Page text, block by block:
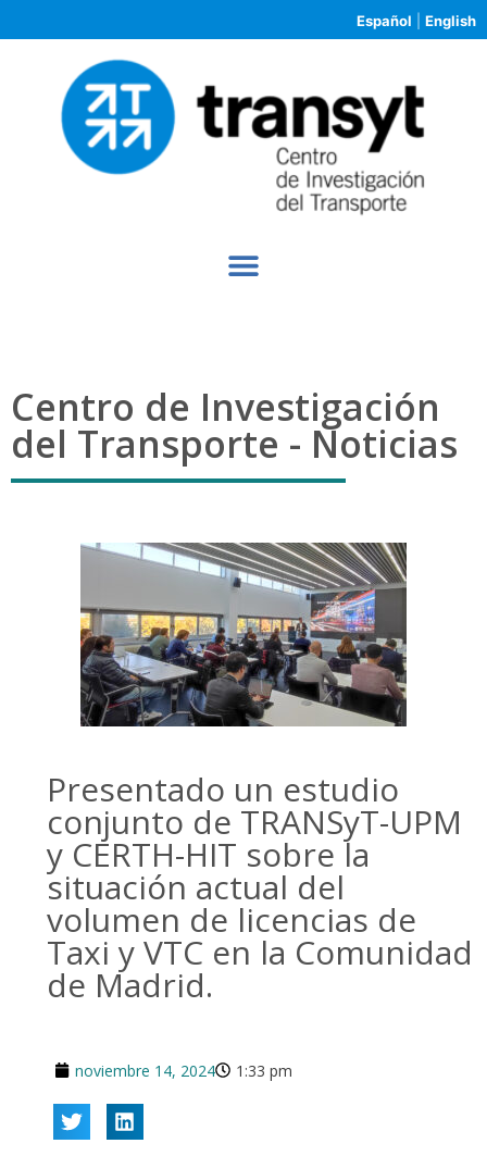
Español English
Centro de Investigación
del Transporte - Noticias
Presentado un estudio
conjunto de TRANSyT-UPM
y CERTH-HIT sobre la
situación actual del
volumen de licencias de
Taxi y VTC en la Comunidad
de Madrid.
noviembre 14, 2024 1:33 pm